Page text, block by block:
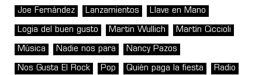
Joe Fernández Lanzamientos Llave en Mano
Logia del buen gusto Martin Wullich Martín Ciccioli
Música Nadie nos para Nancy Pazos
Nos Gusta El Rock Pop Quién paga la fiesta Radio